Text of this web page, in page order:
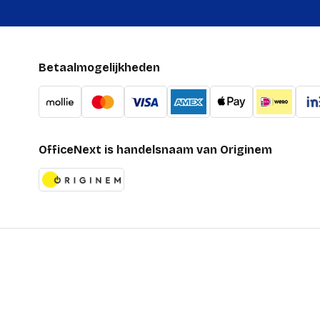
Betaalmogelijkheden
OfficeNext is handelsnaam van Originem